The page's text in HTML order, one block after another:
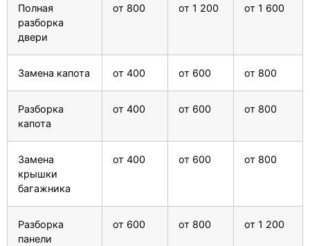
Полная
разборка
двери
от 800 от 1 200 от 1 600
Замена капота от 400 от 600 от 800
Разборка
капота
от 400 от 600 от 800
Замена
крышки
багажника
от 400 от 600 от 800
Разборка
панели
от 600 от 800 от 1 200